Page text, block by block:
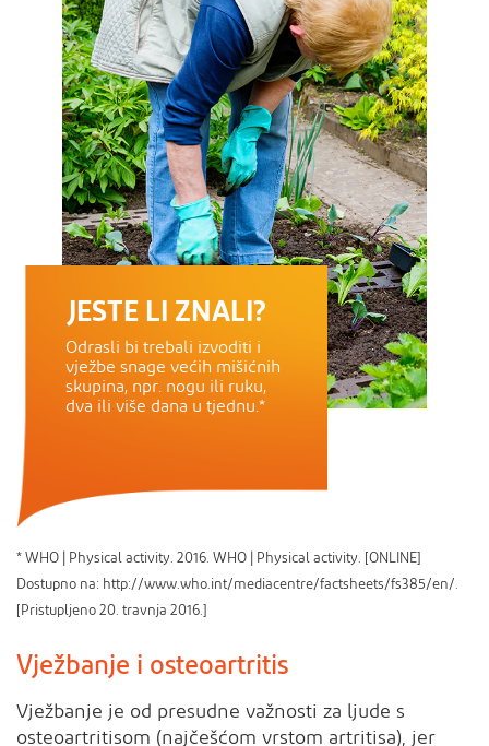
JESTE LI ZNALI?
Odrasli bi trebali izvoditi i
vježbe snage većih mišićnih
skupina, npr. nogu ili ruku,
dva ili više dana u tjednu.*
* WHO | Physical activity. 2016. WHO | Physical activity. [ONLINE]
Dostupno na: http://www.who.int/mediacentre/factsheets/fs385/en/.
[Pristupljeno 20. travnja 2016.]
Vježbanje i osteoartritis
Vježbanje je od presudne važnosti za ljude s
osteoartritisom (najčešćom vrstom artritisa), jer